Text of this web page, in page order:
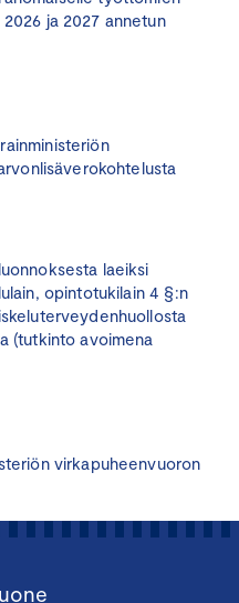
ja 2027 annetun
laeiksi
opintotukilain 4 §:n
(tutkinto avoimena
virkapuheenvuoron